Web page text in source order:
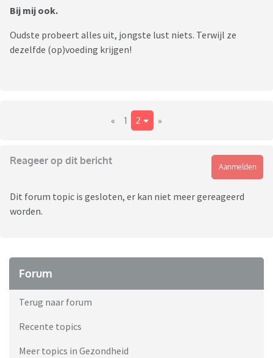
Bij mij ook.
Oudste probeert alles uit, jongste lust niets. Terwijl ze
dezelfde (op)voeding krijgen!
« 1 2 »
Reageer op dit bericht
Aanmelden
Dit forum topic is gesloten, er kan niet meer gereageerd
worden.
Forum
Terug naar forum
Recente topics
Meer topics in Gezondheid